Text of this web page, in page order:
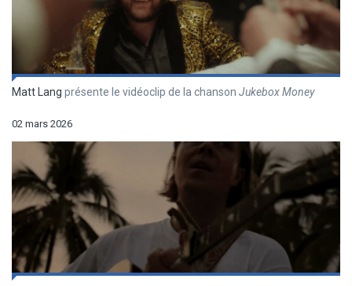
Matt Lang présente le vidéoclip de la chanson Jukebox Money
02 mars 2026